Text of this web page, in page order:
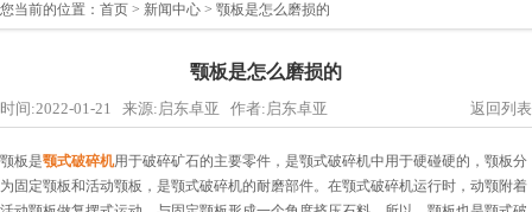
您当前的位置： 首页 > 新闻中心 > 颚板是怎么磨损的
颚板是怎么磨损的
时间:2022-01-21 来源:启东卓亚 作者:启东卓亚 返回列表
颚板是颚式破碎机用于破碎矿石的主要零件，是颚式破碎机中用于硬碰硬的，颚板分
为固定颚板和活动颚板，是颚式破碎机的耐磨部件。在颚式破碎机运行时，动颚附着